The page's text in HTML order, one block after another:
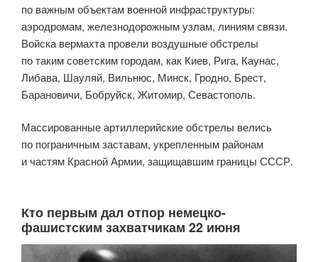
по важным объектам военной инфраструктуры:
аэродромам, железнодорожным узлам, линиям связи.
Войска вермахта провели воздушные обстрелы
по таким советским городам, как Киев, Рига, Каунас,
Либава, Шауляй, Вильнюс, Минск, Гродно, Брест,
Барановичи, Бобруйск, Житомир, Севастополь.
Массированные артиллерийские обстрелы велись
по пограничным заставам, укрепленным районам
и частям Красной Армии, защищавшим границы СССР.
Кто первым дал отпор немецко-
фашистским захватчикам 22 июня